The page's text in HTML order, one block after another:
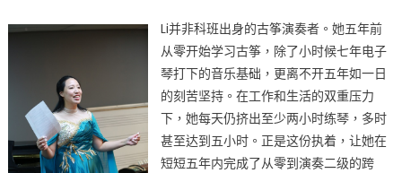
Li并非科班出身的古筝演奏者。她五年前
从零开始学习古筝，除了小时候七年电子
琴打下的音乐基础，更离不开五年如一日
的刻苦坚持。在工作和生活的双重压力
下，她每天仍挤出至少两小时练琴，多时
甚至达到五小时。正是这份执着，让她在
短短五年内完成了从零到演奏二级的跨